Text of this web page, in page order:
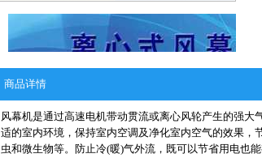
商品详情
风幕机是通过高速电机带动贯流或离心风轮产生的强
适的室内环境，保持室内空调及净化室内空气的效果
虫和微生物等。防止冷(暖)气外流，既可以节省用电也